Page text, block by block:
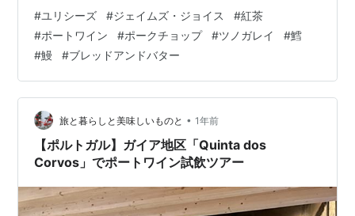
て、ここでいったん整理しておきたい。 第16章、ブルー
ム氏は酔っぱらったスティーヴンを馭者溜まりに連れて
きて、コーヒーを飲まそうとする。その場面でスティー
ヴンにこう言う。 ーとはいえ実のある食物だよ、と、彼
の善き守護神は主張した。ぼくは実のある食物にうるさ
いほうでね。その唯一の理由は決…
#ユリシーズ #ジェイムズ・ジョイス #紅茶
#ポートワイン #ポークチョップ #ツノガレイ #鱈
#鰻 #ブレッドアンドバター
旅と暮らしと美味しいものと • 1年前
【ポルトガル】ガイア地区「Quinta dos
Corvos」でポートワイン試飲ツアー